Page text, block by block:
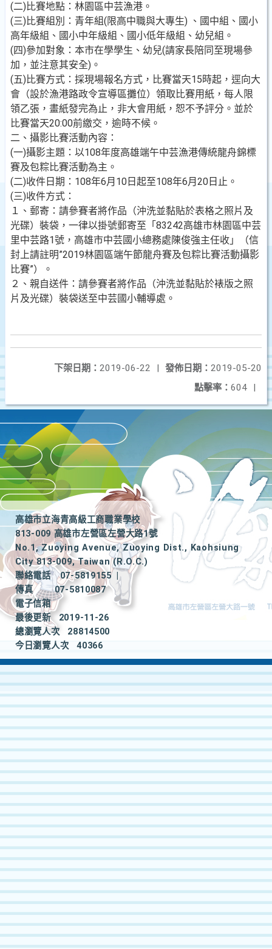
(二)比賽地點：林園區中芸漁港。
(三)比賽組別：青年組(限高中職與大專生) 、國中組、國小
高年級組、國小中年級組、國小低年級組、幼兒組。
(四)參加對象：本市在學學生、幼兒(請家長陪同至現場參
加，並注意其安全)。
(五)比賽方式：採現場報名方式，比賽當天15時起，逕向大
會（設於漁港路政令宣導區攤位）領取比賽用紙，每人限
領乙張，畫紙發完為止，非大會用紙，恕不予評分。並於
比賽當天20:00前繳交，逾時不候。
二、攝影比賽活動內容：
(一)攝影主題：以108年度高雄端午中芸漁港傳統龍舟錦標
賽及包粽比賽活動為主。
(二)收件日期：108年6月10日起至108年6月20日止。
(三)收件方式：
１、郵寄：請參賽者將作品（沖洗並黏貼於表格之照片及
光碟）裝袋，一律以掛號郵寄至「83242高雄市林園區中芸
里中芸路1號，高雄市中芸國小總務處陳俊強主任收」（信
封上請註明”2019林園區端午節龍舟賽及包粽比賽活動攝影
比賽”）。
２、親自送件：請參賽者將作品（沖洗並黏貼於裱版之照
片及光碟）裝袋送至中芸國小輔導處。
發佈日期： 2019-05-20
下架日期： 2019-06-22
|
點擊率： 604 |
高雄市立海青高級工商職業學校
813-009 高雄市左營區左營大路1號
No.1, Zuoying Avenue, Zuoying Dist., Kaohsiung
City 813-009, Taiwan (R.O.C.)
聯絡電話
07-5819155
|
傳真
07-5810087
電子信箱
最後更新
2019-11-26
總瀏覽人次
28814500
今日瀏覽人次
40366